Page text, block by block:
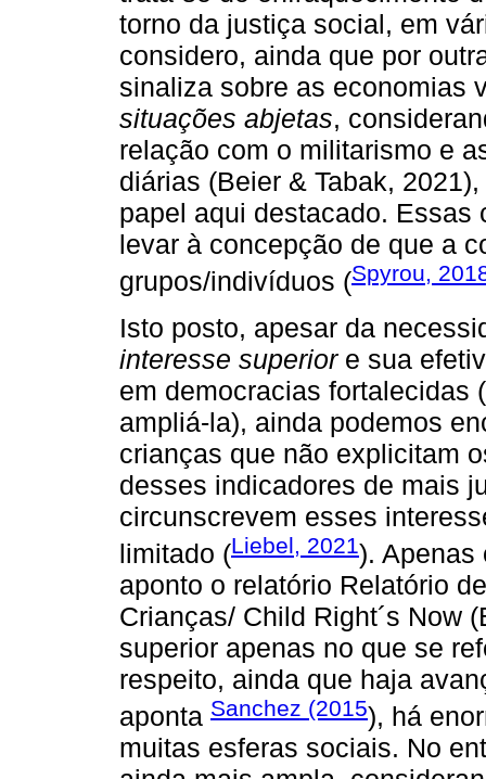
torno da justiça social, em
considero, ainda que por
sinaliza sobre as economias
situações abjetas,
relação com o militarismo e
diárias (Beier & Tabak,
papel aqui destacado. Essas
levar à concepção de que a
grupos/indivíduos (Spyrou,
Isto posto, apesar da
interesse superiore sua
em democracias fortalecidas
ampliá-la), ainda podemos
crianças que não explicitam
desses indicadores de mais
circunscrevem esses
limitado (Liebel, 2021). Apenas
aponto o relatório Relatório
Crianças/ Child Right´s Now
superior apenas no que se
respeito, ainda que haja
aponta Sanchez (2015), há
muitas esferas sociais. No